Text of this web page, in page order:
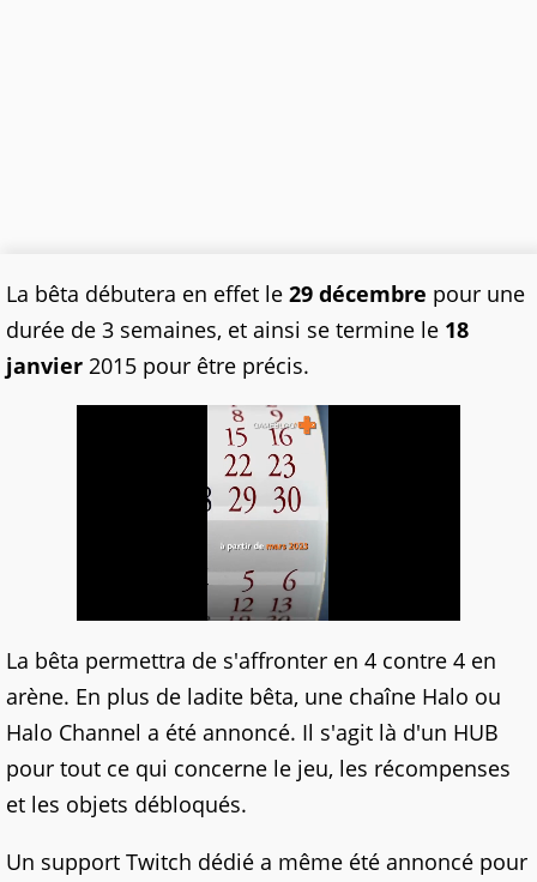
La bêta débutera en effet le 29 décembre pour une
durée de 3 semaines, et ainsi se termine le 18
janvier 2015 pour être précis.
La bêta permettra de s'affronter en 4 contre 4 en
arène. En plus de ladite bêta, une chaîne Halo ou
Halo Channel a été annoncé. Il s'agit là d'un HUB
pour tout ce qui concerne le jeu, les récompenses
et les objets débloqués.
Un support Twitch dédié a même été annoncé pour